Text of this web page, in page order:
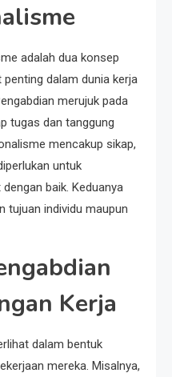
adalah dua konsep
dalam dunia kerja
merujuk pada
tugas dan tanggung
mencakup sikap,
untuk
baik. Keduanya
tujuan individu maupun
Kerja
dalam bentuk
mereka. Misalnya,